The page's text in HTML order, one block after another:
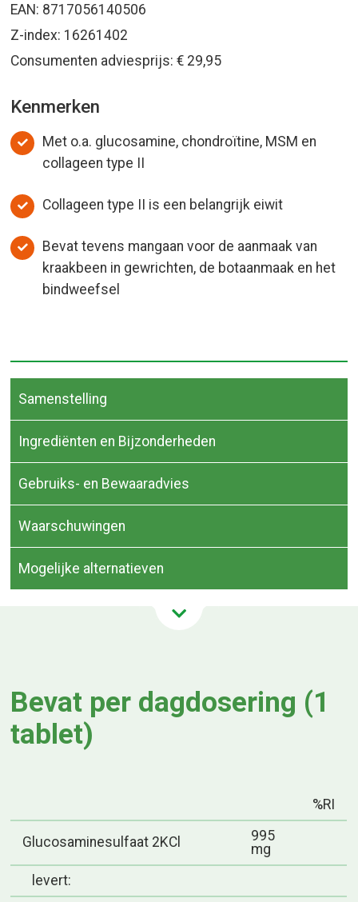
EAN: 8717056140506
Z-index: 16261402
Consumenten adviesprijs: € 29,95
Kenmerken
Met o.a. glucosamine, chondroïtine, MSM en
collageen type II
Collageen type II is een belangrijk eiwit
Bevat tevens mangaan voor de aanmaak van
kraakbeen in gewrichten, de botaanmaak en het
bindweefsel
Samenstelling
Ingrediënten en Bijzonderheden
Gebruiks- en Bewaaradvies
Waarschuwingen
Mogelijke alternatieven
Bevat per dagdosering (1
tablet)
%RI
Glucosaminesulfaat 2KCl
995
mg
levert: